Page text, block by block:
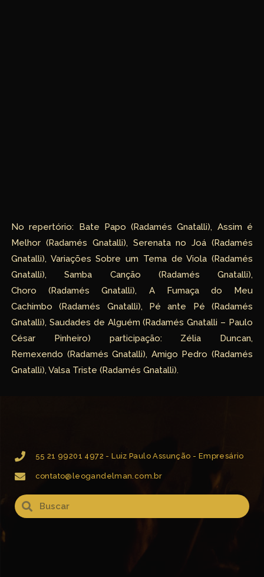
No repertório: Bate Papo (Radamés Gnatalli), Assim é
Melhor (Radamés Gnatalli), Serenata no Joá (Radamés
Gnatalli), Variações Sobre um Tema de Viola (Radamés
Gnatalli), Samba Canção (Radamés Gnatalli),
Choro (Radamés Gnatalli), A Fumaça do Meu
Cachimbo (Radamés Gnatalli), Pé ante Pé (Radamés
Gnatalli), Saudades de Alguém (Radamés Gnatalli – Paulo
César Pinheiro) participação: Zélia Duncan,
Remexendo (Radamés Gnatalli), Amigo Pedro (Radamés
Gnatalli), Valsa Triste (Radamés Gnatalli).
55 21 99201 4972 - Luiz Paulo Assunção - Empresário
contato@leogandelman.com.br